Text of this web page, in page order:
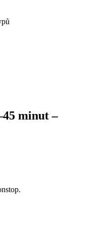
minut–